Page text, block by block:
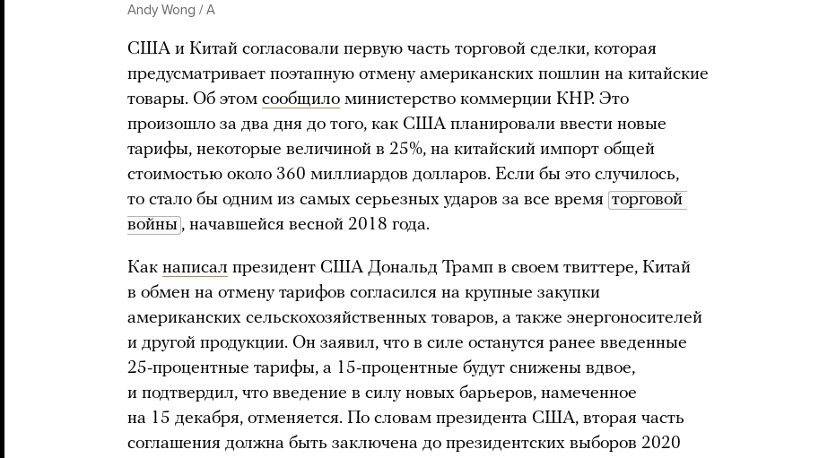
Andy Wong / A
США и Китай согласовали первую часть торговой сделки, которая
предусматривает поэтапную отмену американских пошлин на китайские
товары. Об этом сообщило министерство коммерции КНР. Это
произошло за два дня до того, как США планировали ввести новые
тарифы, некоторые величиной в 25%, на китайский импорт общей
стоимостью около 360 миллиардов долларов. Если бы это случилось,
то стало бы одним из самых серьезных ударов за все время торговой
войны , начавшейся весной 2018 года.
Как написал президент США Дональд Трамп в своем твиттере, Китай
в обмен на отмену тарифов согласился на крупные закупки
американских сельскохозяйственных товаров, а также энергоносителей
и другой продукции. Он заявил, что в силе останутся ранее введенные
25-процентные тарифы, а 15-процентные будут снижены вдвое,
и подтвердил, что введение в силу новых барьеров, намеченное
на 15 декабря, отменяется. По словам президента США, вторая часть
соглашения должна быть заключена до президентских выборов 2020